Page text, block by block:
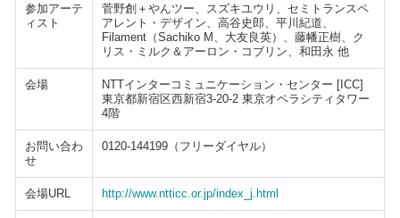
参加アーテ
ィスト
菅野創＋やんツー、スズキユウリ、セミトランスペ
アレント・デザイン、高谷史郎、平川紀道、
Filament（Sachiko M、大友良英）、藤幡正樹、ク
リス・ミルク＆アーロン・コブリン、和田永 他
会場
NTTインターコミュニケーション・センター [ICC]
東京都新宿区西新宿3-20-2 東京オペラシティタワー
4階
お問い合わ
せ
0120-144199（フリーダイヤル）
会場URL http://www.ntticc.or.jp/index_j.html